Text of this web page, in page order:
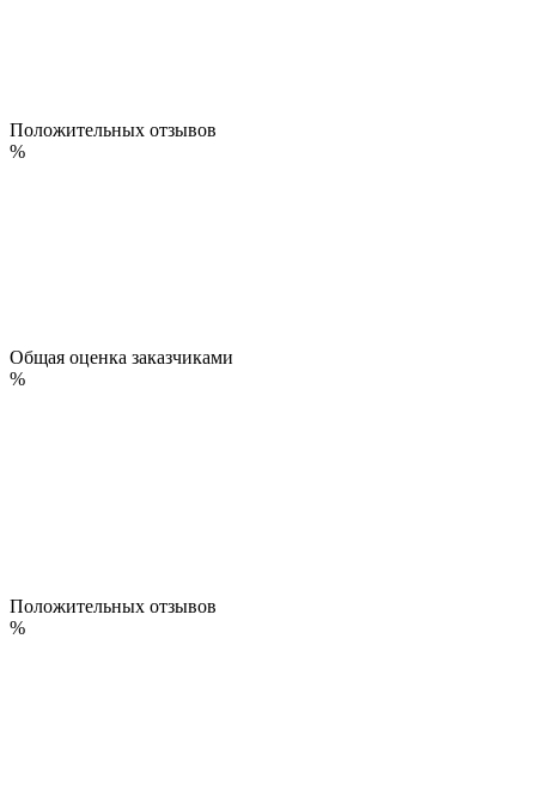
Положительных отзывов
%
Общая оценка заказчиками
%
Положительных отзывов
%